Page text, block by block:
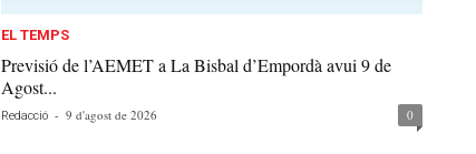
EL TEMPS
Previsió de l’AEMET a La Bisbal d’Empordà avui 9 de
Agost...
Redacció - 9 d'agost de 2026 0